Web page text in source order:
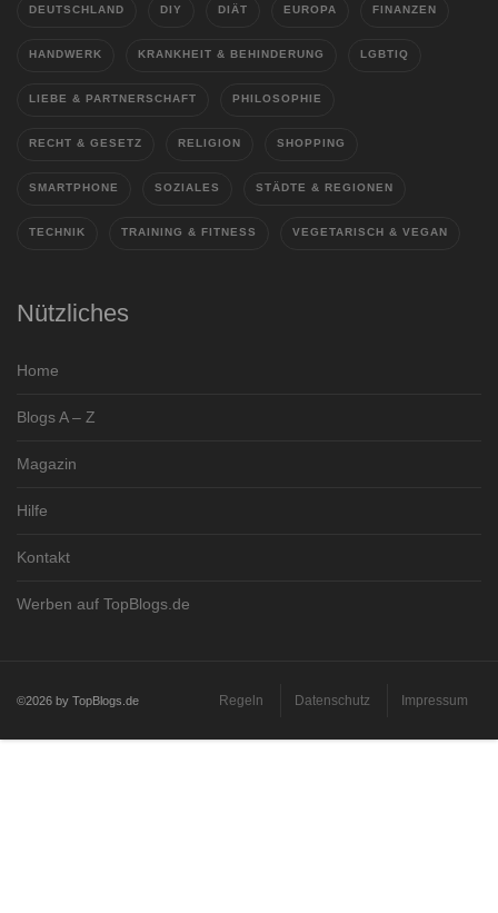
DEUTSCHLAND DIY DIÄT EUROPA FINANZEN
HANDWERK KRANKHEIT & BEHINDERUNG LGBTIQ
LIEBE & PARTNERSCHAFT PHILOSOPHIE
RECHT & GESETZ RELIGION SHOPPING
SMARTPHONE SOZIALES STÄDTE & REGIONEN
TECHNIK TRAINING & FITNESS VEGETARISCH & VEGAN
Nützliches
Home
Blogs A – Z
Magazin
Hilfe
Kontakt
Werben auf TopBlogs.de
©2026 by TopBlogs.de Regeln Datenschutz Impressum